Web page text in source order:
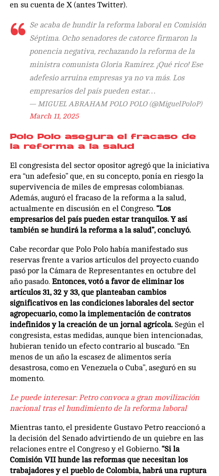
en su cuenta de X (antes Twitter).
Se acaba de hundir la reforma laboral en Comisión
Séptima. Ocho senadores de catorce firmaron la
ponencia negativa, rechazando la reforma de la
ministra comunista Gloria Ramírez. ¡Qué rico! Ese
adefesio arruina empresas ya no va más. Los
empresarios del país pueden estar…
— MIGUEL ABRAHAM POLO POLO (@MiguelPoloP)
March 11, 2025
Polo Polo asegura el fracaso de
la reforma a la salud
El congresista del sector opositor agregó que la iniciativa
era “un adefesio” que, en su concepto, ponía en riesgo la
supervivencia de miles de empresas colombianas.
Además, auguró el fracaso de la reforma a la salud,
actualmente en discusión en el Congreso. “Los
empresarios del país pueden estar tranquilos. Y así
también se hundirá la reforma a la salud”, concluyó.
Cabe recordar que Polo Polo había manifestado sus
reservas frente a varios artículos del proyecto cuando
pasó por la Cámara de Representantes en octubre del
año pasado. Entonces, votó a favor de eliminar los
artículos 31, 32 y 33, que planteaban cambios
significativos en las condiciones laborales del sector
agropecuario, como la implementación de contratos
indefinidos y la creación de un jornal agrícola. Según el
congresista, estas medidas, aunque bien intencionadas,
hubieran tenido un efecto contrario al buscado. “En
menos de un año la escasez de alimentos sería
desastrosa, como en Venezuela o Cuba”, aseguró en su
momento.
Le puede interesar:Petro convoca a gran movilización
nacional tras el hundimiento de la reforma laboral
Mientras tanto, el presidente Gustavo Petro reaccionó a
la decisión del Senado advirtiendo de un quiebre en las
relaciones entre el Congreso y el Gobierno. “Si la
Comisión VII hunde las reformas que necesitan los
trabajadores y el pueblo de Colombia, habrá una ruptura